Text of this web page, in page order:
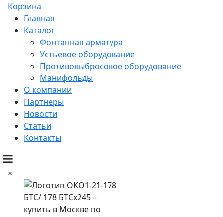
Корзина
Главная
Каталог
Фонтанная арматура
Устьевое оборудование
Противовыбросовое оборудование
Манифольды
О компании
Партнеры
Новости
Статьи
Контакты
×